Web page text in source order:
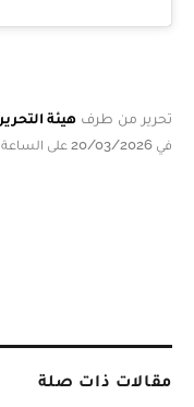
تحرير من طرف هيئة التحرير
في 20/03/2026 على الساعة 15:30
مقالات ذات صلة